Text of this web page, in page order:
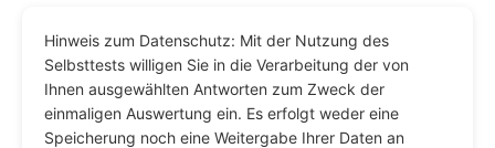
Hinweis zum Datenschutz: Mit der Nutzung des
Selbsttests willigen Sie in die Verarbeitung der von
Ihnen ausgewählten Antworten zum Zweck der
einmaligen Auswertung ein. Es erfolgt weder eine
Speicherung noch eine Weitergabe Ihrer Daten an